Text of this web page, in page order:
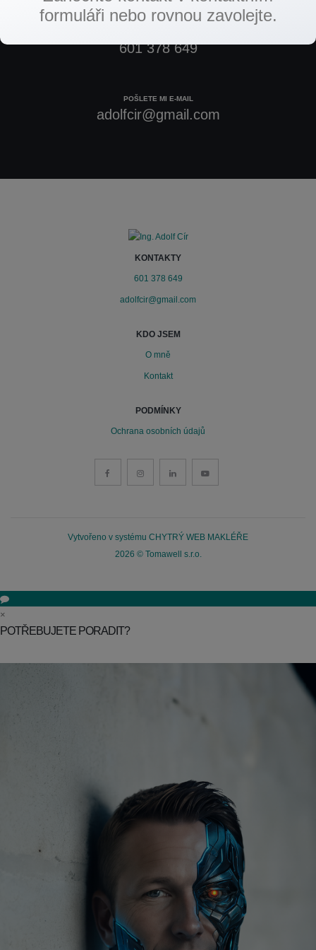
601 378 649
POŠLETE MI E-MAIL
adolfcir@gmail.com
KONTAKTY
601 378 649
adolfcir@gmail.com
KDO JSEM
O mně
Kontakt
PODMÍNKY
Ochrana osobních údajů
Vytvořeno v systému CHYTRÝ WEB MAKLÉŘE
2026 © Tomawell s.r.o.
×
POTŘEBUJETE PORADIT?
formuláři nebo rovnou zavolejte.